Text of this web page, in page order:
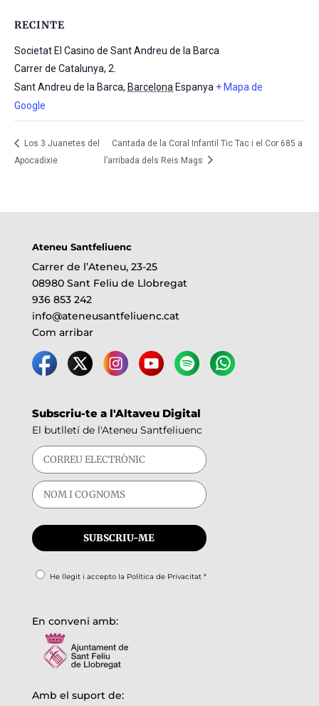
RECINTE
Societat El Casino de Sant Andreu de la Barca
Carrer de Catalunya, 2.
Sant Andreu de la Barca, Barcelona Espanya + Mapa de
Google
Los 3 Juanetes del
Apocadixie
Cantada de la Coral Infantil Tic Tac i el Cor 685 a
l’arribada dels Reis Mags
Ateneu Santfeliuenc
Carrer de l’Ateneu, 23-25
08980 Sant Feliu de Llobregat
936 853 242
info@ateneusantfeliuenc.cat
Com arribar
Subscriu-te a l'Altaveu Digital
El butlletí de l'Ateneu Santfeliuenc
He llegit i accepto la Política de Privacitat*
En conveni amb:
Amb el suport de: